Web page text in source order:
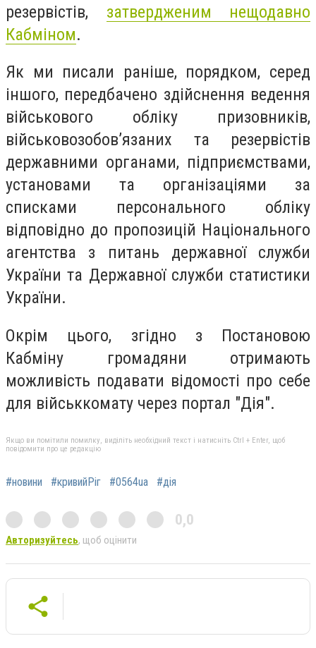
резервістів, затвердженим нещодавно
Кабміном.
Як ми писали раніше, порядком, серед
іншого, передбачено здійснення ведення
військового обліку призовників,
військовозобовʼязаних та резервістів
державними органами, підприємствами,
установами та організаціями за
списками персонального обліку
відповідно до пропозицій Національного
агентства з питань державної служби
України та Державної служби статистики
України.
Окрім цього, згідно з Постановою
Кабміну громадяни отримають
можливість подавати відомості про себе
для військкомату через портал "Дія".
Якщо ви помітили помилку, виділіть необхідний текст і натисніть Ctrl + Enter, щоб
повідомити про це редакцію
#новини #кривийРіг #0564ua #дія
0,0
Авторизуйтесь, щоб оцінити